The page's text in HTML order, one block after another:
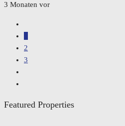
3 Monaten vor
2
3
Featured Properties